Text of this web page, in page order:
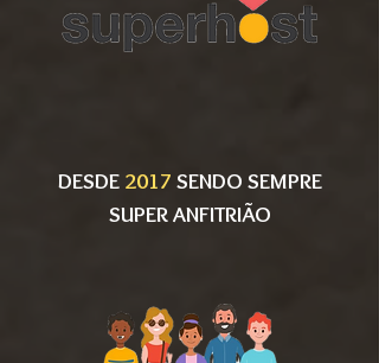
DESDE 2017 SENDO SEMPRE
SUPER ANFITRIÃO